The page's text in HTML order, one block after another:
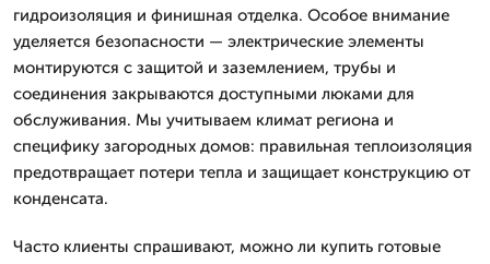
гидроизоляция и финишная отделка. Особое внимание
уделяется безопасности — электрические элементы
монтируются с защитой и заземлением, трубы и
соединения закрываются доступными люками для
обслуживания. Мы учитываем климат региона и
специфику загородных домов: правильная теплоизоляция
предотвращает потери тепла и защищает конструкцию от
конденсата.
Часто клиенты спрашивают, можно ли купить готовые